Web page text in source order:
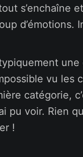
s’enchaîne
d’émotions.
vu les
catégorie,
pu voir. Rien
!